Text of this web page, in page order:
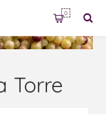
0
Torre